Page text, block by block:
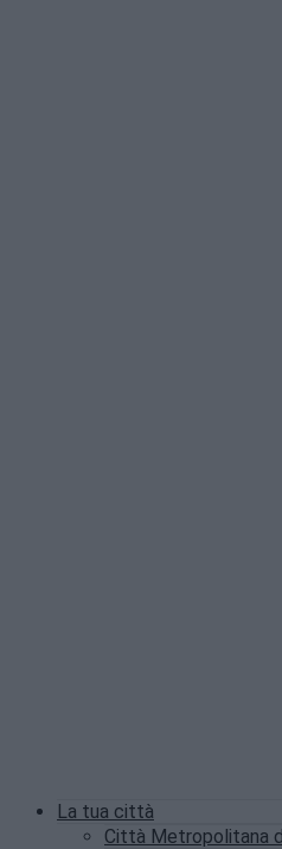
La tua città
Città Metropolitana